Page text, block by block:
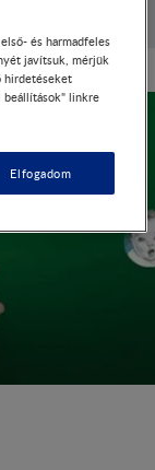
és harmadfeles
javítsuk, mérjük
hirdetéseket
beállítások" linkre
Elfogadom